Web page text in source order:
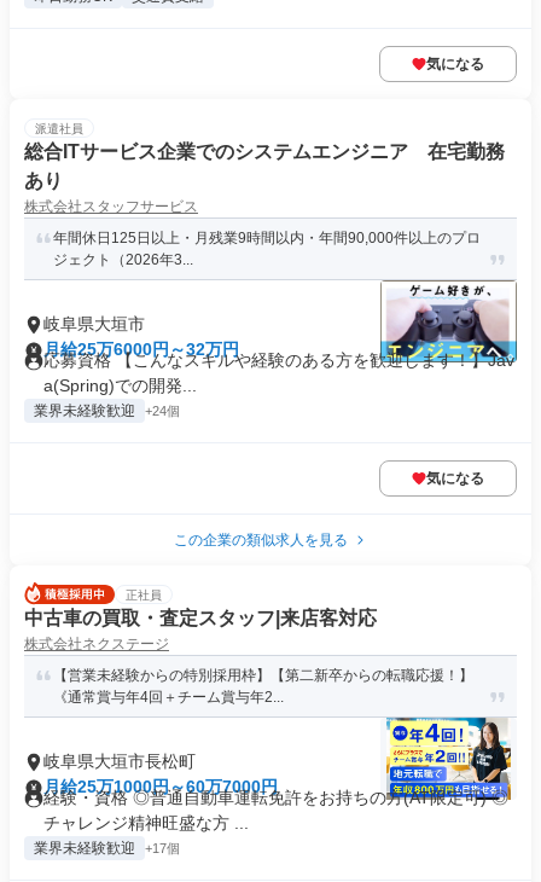
気になる
派遣社員
総合ITサービス企業でのシステムエンジニア 在宅勤務
あり
株式会社スタッフサービス
年間休日125日以上・月残業9時間以内・年間90,000件以上のプロ
ジェクト（2026年3...
岐阜県大垣市
月給25万6000円～32万円
応募資格 【こんなスキルや経験のある方を歓迎します！】Jav
a(Spring)での開発...
業界未経験歓迎 +24個
気になる
この企業の類似求人を見る
正社員
中古車の買取・査定スタッフ|来店客対応
株式会社ネクステージ
【営業未経験からの特別採用枠】【第二新卒からの転職応援！】
《通常賞与年4回＋チーム賞与年2...
岐阜県大垣市長松町
月給25万1000円～60万7000円
経験・資格 ◎普通自動車運転免許をお持ちの方(AT限定可) ◎
チャレンジ精神旺盛な方 ...
業界未経験歓迎 +17個